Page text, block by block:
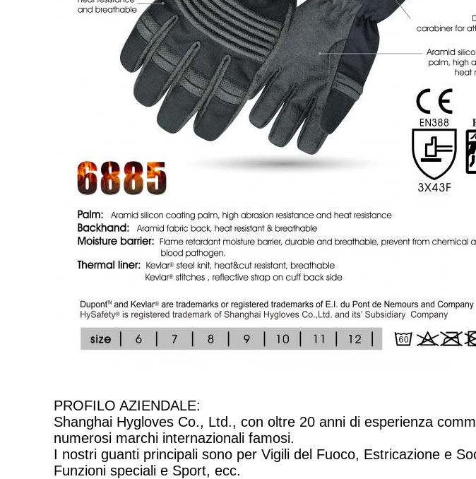
PROFILO AZIENDALE:
Shanghai Hygloves Co., Ltd., con oltre 20 anni di esperienza
numerosi marchi internazionali famosi.
I nostri guanti principali sono per Vigili del Fuoco, Estricazione e
Funzioni speciali e Sport, ecc.